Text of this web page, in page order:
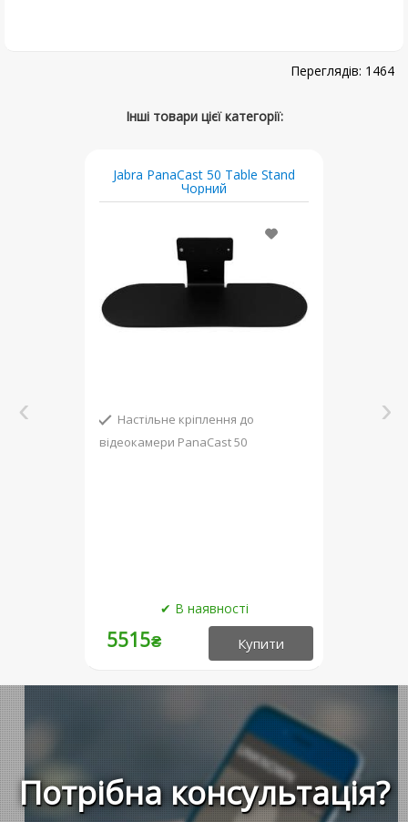
1464
Jabra PanaCast 50 Table Stand
Чорний
Настільне кріплення до
відеокамери PanaCast 50
5515₴
Потрібна консультація?